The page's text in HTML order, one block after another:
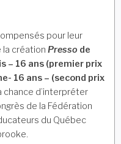
pour leur
la création Presso de
– 16 ans (premier prix
16 ans – (second prix
chance d’interpréter
de la Fédération
du Québec